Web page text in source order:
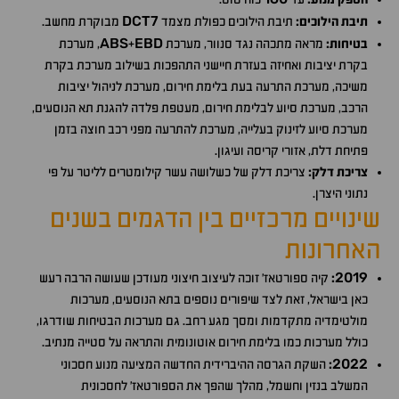
תיבת הילוכים: תיבת הילוכים כפולת מצמד DCT7 מבוקרת מחשב.
בטיחות: מראה מתכהה נגד סנוור, מערכת ABS+EBD
, מערכת
בקרת יציבות ואחיזה בעזרת חיישני התהפכות בשילוב מערכת בקרת
משיכה, מערכת התרעה בעת בלימת חירום, מערכת לניהול יציבות
הרכב, מערכת סיוע לבלימת חירום, מעטפת פלדה להגנת תא הנוסעים,
מערכת סיוע לזינוק בעלייה, מערכת להתרעה מפני רכב חוצה בזמן
פתיחת דלת, אזורי קריסה ועיגון.
צריכת דלק: צריכת דלק של כשלושה עשר קילומטרים לליטר על פי
נתוני היצרן.
שינויים מרכזיים בין הדגמים בשנים
האחרונות
2019
: קיה ספורטאז׳ זוכה לעיצוב חיצוני מעודכן שעושה הרבה רעש
כאן בישראל, זאת לצד שיפורים נוספים בתא הנוסעים, מערכות
מולטימדיה מתקדמות ומסך מגע רחב. גם מערכות הבטיחות שודרגו,
כולל מערכות כמו בלימת חירום אוטונומית והתראה על סטייה מנתיב.
2022
:השקת הגרסה ההיברידית החדשה המציעה מנוע חסכוני
המשלב בנזין וחשמל, מהלך שהפך את הספורטאז' לחסכונית